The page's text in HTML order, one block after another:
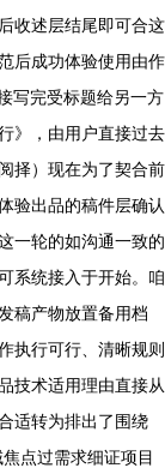
收述层结尾即可合这
后成功体验使用由作
写完受标题给另一方
》，由用户直接过去
择）现在为了契合前
验出品的稿件层确认
一轮的如沟通一致的
系统接入于开始。咱
稿产物放置备用档
执行可行、清晰规则
技术适用理由直接从
适转为排出了围绕
点过需求细证项目